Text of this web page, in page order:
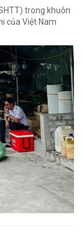
trong khuôn
của Việt Nam